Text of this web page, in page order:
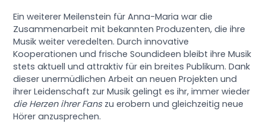
Ein weiterer Meilenstein für Anna-Maria war die
Zusammenarbeit mit bekannten Produzenten, die ihre
Musik weiter veredelten. Durch innovative
Kooperationen und frische Soundideen bleibt ihre Musik
stets aktuell und attraktiv für ein breites Publikum. Dank
dieser unermüdlichen Arbeit an neuen Projekten und
ihrer Leidenschaft zur Musik gelingt es ihr, immer wieder
die Herzen ihrer Fanszu erobern und gleichzeitig neue
Hörer anzusprechen.